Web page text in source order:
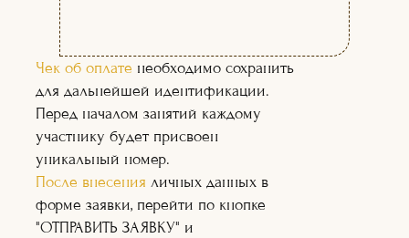
Чек об оплате необходимо сохранить
для дальнейшей идентификации.
Перед началом занятий каждому
участнику будет присвоен
уникальный номер.
После внесения личных данных в
форме заявки, перейти по кнопке
"ОТПРАВИТЬ ЗАЯВКУ" и